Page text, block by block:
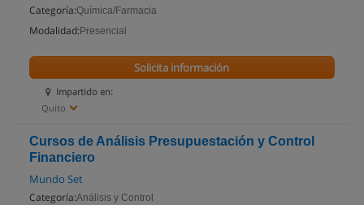
Categoría:Química/Farmacia
Modalidad: Presencial
Impartido en:
Quito
Solicita información
Cursos de Análisis Presupuestación y Control
Financiero
Mundo Set
Categoría:Análisis y Control